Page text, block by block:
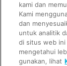
Nikmatnya
kami dan
Kami
dan
untuk analitik
di situs web ini
mengetahui
gunakan, lihat